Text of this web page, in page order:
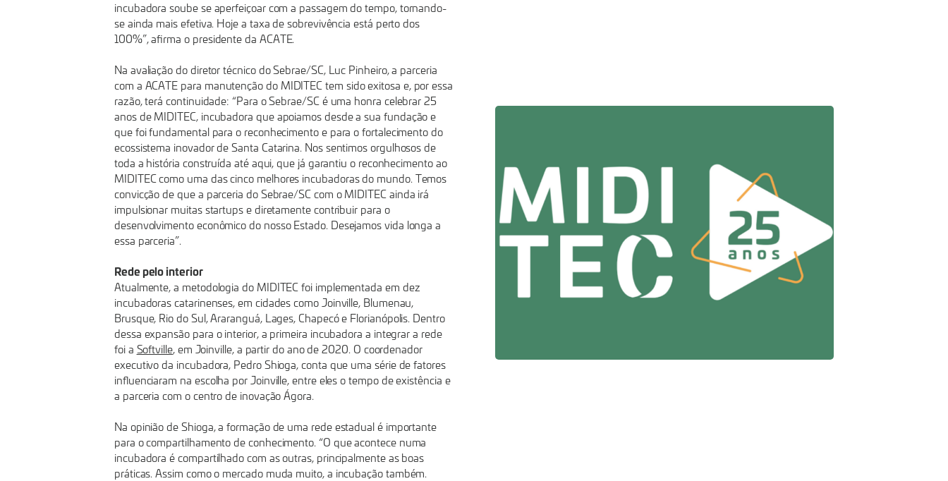
incubadora soube se aperfeiçoar com a passagem do tempo, tornando-
se ainda mais efetiva. Hoje a taxa de sobrevivência está perto dos
100%”, afirma o presidente da ACATE.
Na avaliação do diretor técnico do Sebrae/SC, Luc Pinheiro, a parceria
com a ACATE para manutenção do MIDITEC tem sido exitosa e, por essa
razão, terá continuidade: “Para o Sebrae/SC é uma honra celebrar 25
anos de MIDITEC, incubadora que apoiamos desde a sua fundação e
que foi fundamental para o reconhecimento e para o fortalecimento do
ecossistema inovador de Santa Catarina. Nos sentimos orgulhosos de
toda a história construída até aqui, que já garantiu o reconhecimento ao
MIDITEC como uma das cinco melhores incubadoras do mundo. Temos
convicção de que a parceria do Sebrae/SC com o MIDITEC ainda irá
impulsionar muitas startups e diretamente contribuir para o
desenvolvimento econômico do nosso Estado. Desejamos vida longa a
essa parceria”.
Rede pelo interior
Atualmente, a metodologia do MIDITEC foi implementada em dez
incubadoras catarinenses, em cidades como Joinville, Blumenau,
Brusque, Rio do Sul, Araranguá, Lages, Chapecó e Florianópolis. Dentro
dessa expansão para o interior, a primeira incubadora a integrar a rede
foi a Softville, em Joinville, a partir do ano de 2020. O coordenador
executivo da incubadora, Pedro Shioga, conta que uma série de fatores
influenciaram na escolha por Joinville, entre eles o tempo de existência e
a parceria com o centro de inovação Ágora.
Na opinião de Shioga, a formação de uma rede estadual é importante
para o compartilhamento de conhecimento. “O que acontece numa
incubadora é compartilhado com as outras, principalmente as boas
práticas. Assim como o mercado muda muito, a incubação também.